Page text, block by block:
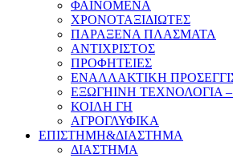
ΦΑΙΝΟΜΕΝΑ
ΧΡΟΝΟΤΑΞΙΔΙΩΤΕΣ
ΠΑΡΑΞΕΝΑ ΠΛΑΣΜΑΤΑ
ΑΝΤΙΧΡΙΣΤΟΣ
ΠΡΟΦΗΤΕΙΕΣ
ΕΝΑΛΛΑΚΤΙΚΗ
ΕΞΩΓΗΙΝΗ ΤΕΧΝΟΛΟΓΙΑ –
ΚΟΙΛΗ ΓΗ
ΑΓΡΟΓΛΥΦΙΚΑ
ΕΠΙΣΤΗΜΗ&ΔΙΑΣΤΗΜΑ
ΔΙΑΣΤΗΜΑ